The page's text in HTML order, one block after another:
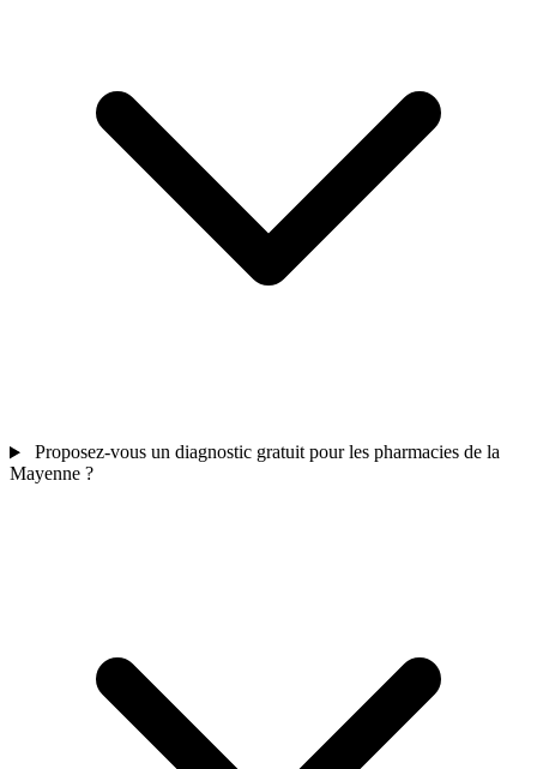
Proposez-vous un diagnostic gratuit pour les pharmacies de la
Mayenne ?